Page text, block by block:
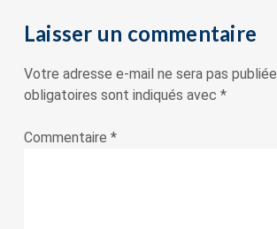
Laisser un commentaire
Votre adresse e-mail ne sera pas publiée.
obligatoires sont indiqués avec *
Commentaire *